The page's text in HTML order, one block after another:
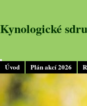
Úvod Plán akcí 2026
Kynologické